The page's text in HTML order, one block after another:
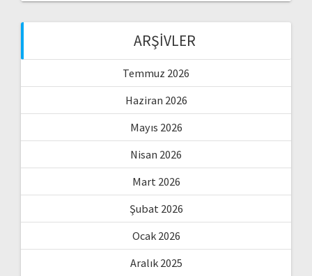
ARŞIVLER
Temmuz 2026
Haziran 2026
Mayıs 2026
Nisan 2026
Mart 2026
Şubat 2026
Ocak 2026
Aralık 2025